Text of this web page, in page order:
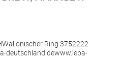
Ring 3752222
deutschland.dewww.leba-